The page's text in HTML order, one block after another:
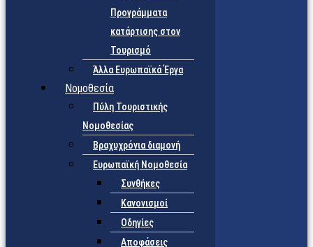
Προγράμματα
κατάρτισης στον
Τουρισμό
Άλλα Ευρωπαϊκά Έργα
Νομοθεσία
Πύλη Τουριστικής
Νομοθεσίας
Βραχυχρόνια διαμονή
Ευρωπαϊκή Νομοθεσία
Συνθήκες
Κανονισμοί
Οδηγίες
Αποφάσεις